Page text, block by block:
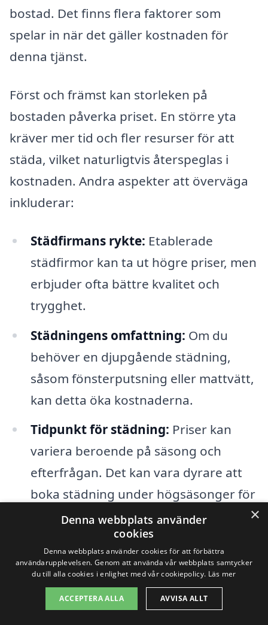
bostad. Det finns flera faktorer som
spelar in när det gäller kostnaden för
denna tjänst.
Först och främst kan storleken på
bostaden påverka priset. En större yta
kräver mer tid och fler resurser för att
städa, vilket naturligtvis återspeglas i
kostnaden. Andra aspekter att överväga
inkluderar:
Städfirmans rykte: Etablerade
städfirmor kan ta ut högre priser, men
erbjuder ofta bättre kvalitet och
trygghet.
Städningens omfattning: Om du
behöver en djupgående städning,
såsom fönsterputsning eller mattvätt,
kan detta öka kostnaderna.
Tidpunkt för städning: Priser kan
variera beroende på säsong och
efterfrågan. Det kan vara dyrare att
boka städning under högsäsonger för
bostadsförsäljning.
Extra tjänster: Behöver du hjälp med
avfallshantering eller flyttstädning kan
dessa tilläggstjänster påverka den
totala kostnaden.
×
Denna webbplats använder
cookies
Denna webbplats använder cookies för att förbättra
användarupplevelsen. Genom att använda vår webbplats samtycker
du till alla cookies i enlighet med vår cookiepolicy. Läs mer
ACCEPTERA ALLA AVVISA ALLT